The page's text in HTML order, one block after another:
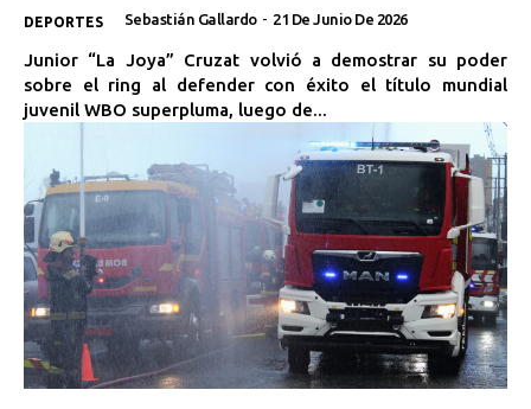
DEPORTES Sebastián Gallardo - 21 De Junio De 2026
Junior “La Joya” Cruzat volvió a demostrar su poder
sobre el ring al defender con éxito el título mundial
juvenil WBO superpluma, luego de...